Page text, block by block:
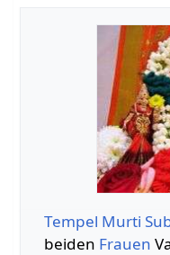
Tempel Murti
beiden Frauen